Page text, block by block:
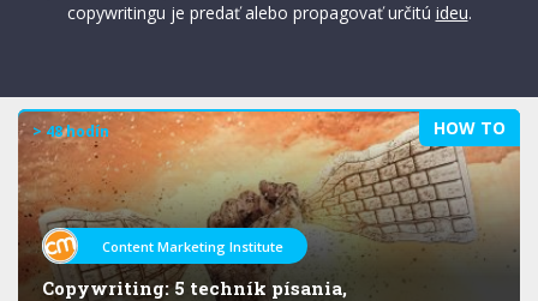
copywritingu je predať alebo propagovať určitú ideu.
HOW TO
> 48 hodín
Content Marketing Institute
Copywriting: 5 techník písania,